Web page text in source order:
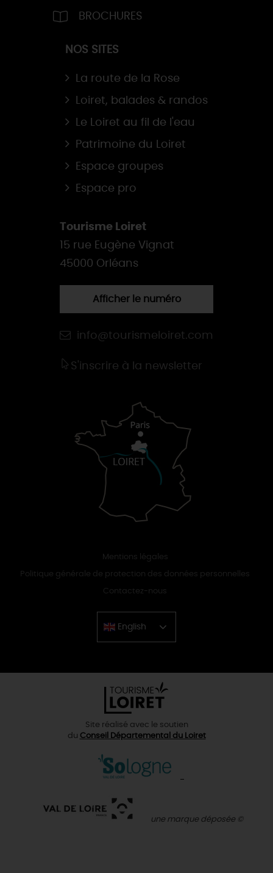
BROCHURES
NOS SITES
La route de la Rose
Loiret, balades & randos
Le Loiret au fil de l'eau
Patrimoine du Loiret
Espace groupes
Espace pro
Tourisme Loiret
15 rue Eugène Vignat
45000 Orléans
Afficher le numéro
info@tourismeloiret.com
S'inscrire à la newsletter
Mentions légales
Politique générale de protection des données personnelles
Contactez-nous
English
Chinese
Site réalisé avec le soutien
du Conseil Départemental du Loiret
une marque déposée ©